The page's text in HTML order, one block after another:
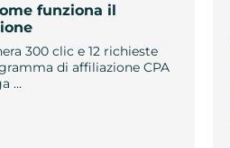
funziona il
300 clic e 12 richieste
di affiliazione CPA
…